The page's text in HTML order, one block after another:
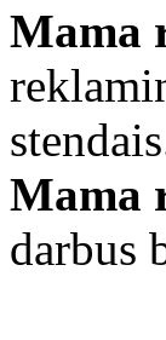
Mama
Mama
darbus